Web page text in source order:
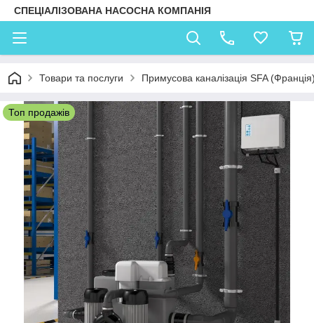
СПЕЦІАЛІЗОВАНА НАСОСНА КОМПАНІЯ
Товари та послуги Примусова каналізація SFA
Топ продажів